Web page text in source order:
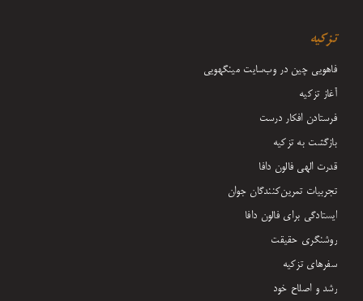
تزکیه
فاهویی چین در وب‌سایت مینگهویی
آغاز تزکیه
فرستادن افکار درست
بازگشت به تزکیه
قدرت الهی فالون دافا
تجربیات تمرین‌کنندگان جوان
ایستادگی برای فالون دافا
روشنگری حقیقت
سفرهای تزکیه
رشد و اصلاح خود